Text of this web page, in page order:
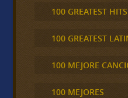
100 GREATEST
100 GREATEST
100 MEJORE
100 MEJORES